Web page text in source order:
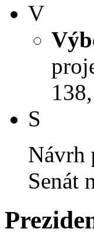
V
S
Návrh
Senát